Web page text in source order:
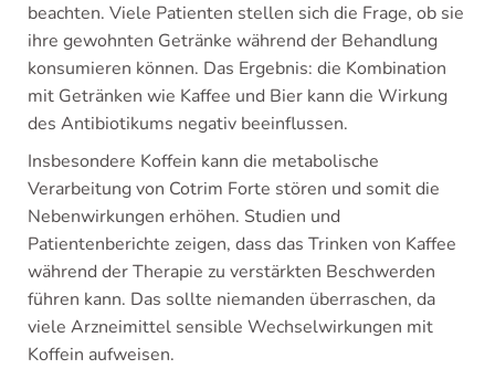
beachten. Viele Patienten stellen sich die Frage, ob sie
ihre gewohnten Getränke während der Behandlung
konsumieren können. Das Ergebnis: die Kombination
mit Getränken wie Kaffee und Bier kann die Wirkung
des Antibiotikums negativ beeinflussen.
Insbesondere Koffein kann die metabolische
Verarbeitung von Cotrim Forte stören und somit die
Nebenwirkungen erhöhen. Studien und
Patientenberichte zeigen, dass das Trinken von Kaffee
während der Therapie zu verstärkten Beschwerden
führen kann. Das sollte niemanden überraschen, da
viele Arzneimittel sensible Wechselwirkungen mit
Koffein aufweisen.